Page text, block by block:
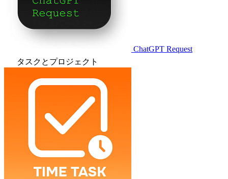
ChatGPT Request
タスクとプロジェクト